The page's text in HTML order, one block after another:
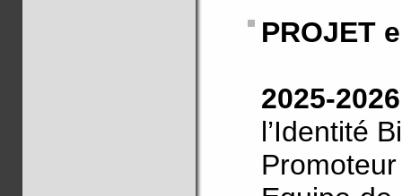
PROJET
2025-
l’Identité